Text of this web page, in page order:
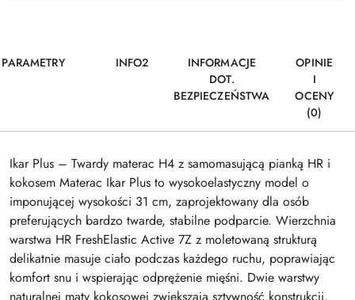
PARAMETRY INFO2
INFORMACJE
DOT.
BEZPIECZEŃSTWA
OPINIE
I
OCENY
(0)
Ikar Plus – Twardy materac H4 z samomasującą pianką HR i
kokosem Materac Ikar Plus to wysokoelastyczny model o
imponującej wysokości 31 cm, zaprojektowany dla osób
preferujących bardzo twarde, stabilne podparcie. Wierzchnia
warstwa HR FreshElastic Active 7Z z moletowaną strukturą
delikatnie masuje ciało podczas każdego ruchu, poprawiając
komfort snu i wspierając odprężenie mięśni. Dwie warstwy